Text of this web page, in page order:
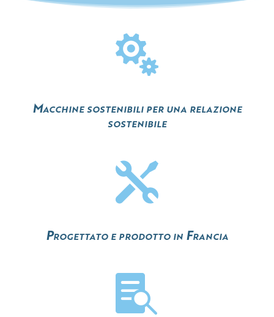

Macchine sostenibili per una relazione
sostenibile

Progettato e prodotto in Francia
